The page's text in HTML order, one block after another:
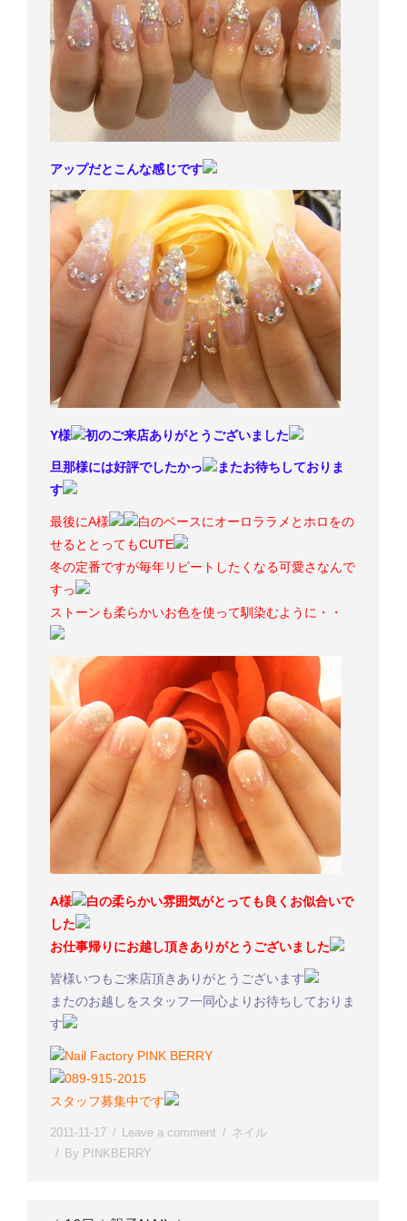
アップだとこんな感じです
Y様 初のご来店ありがとうございました
旦那様には好評でしたかっ
またお待ちしておりま
す
最後にA様
白のベースにオーロララメとホロをの
せるととってもCUTE
冬の定番ですが毎年リピートしたくなる可愛さなんで
すっ
ストーンも柔らかいお色を使って馴染むように・・
A様
白の柔らかい雰囲気がとっても良くお似合いで
した
お仕事帰りにお越し頂きありがとうございました
皆様いつもご来店頂きありがとうございます
またのお越しをスタッフ一同心よりお待ちしておりま
す
Nail Factory PINK BERRY
089-915-2015
スタッフ募集中です
2011-11-17 Leave a comment
ネイル
By PINKBERRY